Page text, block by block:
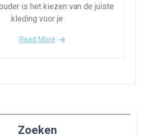
is het kiezen van de juiste
kleding voor je
Read More
Zoeken